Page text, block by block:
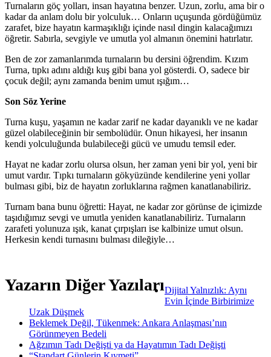
Turnaların göç yolları, insan hayatına benzer. Uzun, zorlu, ama bir o
kadar da anlam dolu bir yolculuk… Onların uçuşunda gördüğümüz
zarafet, bize hayatın karmaşıklığı içinde nasıl dingin kalacağımızı
öğretir. Sabırla, sevgiyle ve umutla yol almanın önemini hatırlatır.
Ben de zor zamanlarımda turnaların bu dersini öğrendim. Kızım
Turna, tıpkı adını aldığı kuş gibi bana yol gösterdi. O, sadece bir
çocuk değil; aynı zamanda benim umut ışığım…
Son Söz Yerine
Turna kuşu, yaşamın ne kadar zarif ne kadar dayanıklı ve ne kadar
güzel olabileceğinin bir sembolüdür. Onun hikayesi, her insanın
kendi yolculuğunda bulabileceği gücü ve umudu temsil eder.
Hayat ne kadar zorlu olursa olsun, her zaman yeni bir yol, yeni bir
umut vardır. Tıpkı turnaların gökyüzünde kendilerine yeni yollar
bulması gibi, biz de hayatın zorluklarına rağmen kanatlanabiliriz.
Turnam bana bunu öğretti: Hayat, ne kadar zor görünse de içimizde
taşıdığımız sevgi ve umutla yeniden kanatlanabiliriz. Turnaların
zarafeti yolunuza ışık, kanat çırpışları ise kalbinize umut olsun.
Herkesin kendi turnasını bulması dileğiyle…
Yazarın Diğer YazılarıDijital Yalnızlık: Aynı
Evin İçinde Birbirimize
Uzak Düşmek
Beklemek Değil, Tükenmek: Ankara Anlaşması’nın
Görünmeyen Bedeli
Ağzımın Tadı Değişti ya da Hayatımın Tadı Değişti